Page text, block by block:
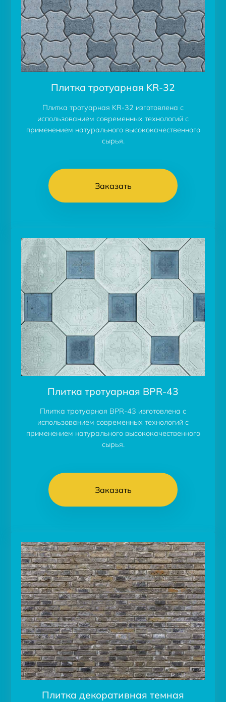
Плитка тротуарная KR-32
Плитка тротуарная KR-32 изготовлена с
использованием современных технологий с
применением натурального высококачественного
сырья.
Заказать
Плитка тротуарная BPR-43
Плитка тротуарная BPR-43 изготовлена с
использованием современных технологий с
применением натурального высококачественного
сырья.
Заказать
Плитка декоративная темная